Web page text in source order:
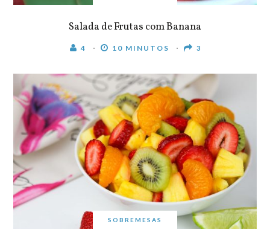
Salada de Frutas com Banana
4 10 MINUTOS 3
SOBREMESAS